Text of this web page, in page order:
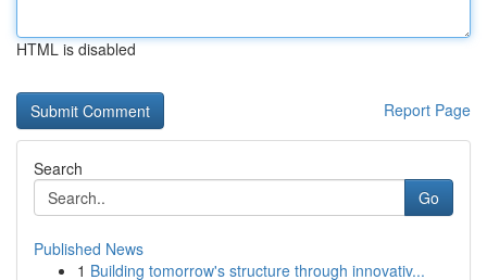
HTML is disabled
Report Page
Search
Go
Published News
1 Building tomorrow's structure through innovativ...